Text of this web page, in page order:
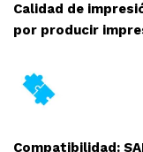
Calidad de
por producir
Compatibilidad: